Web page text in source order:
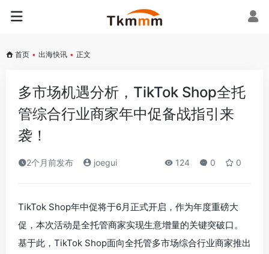
首页 • 出海快讯 • 正文
多市场机遇分析，TikTok Shop全托
管综合行业商家年中促备战指引来
袭！
2个月前发布 joegui 124 0 0
TikTok Shop年中促将于6月正式开启，作为年度重磅大
促，本次活动是全托管商家实现生意增量的关键突破口。
基于此，TikTok Shop面向全托管多市场综合行业商家推出